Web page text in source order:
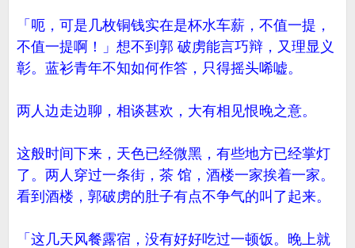
「呃，可是几枚铜钱实在是杯水车薪，不值一提，
不值一提啊！」想不到郭 破虏能言巧辩，又理显义
彰。蓝衫青年不知如何作答，只得摇头唏嘘。
两人边走边聊，相谈甚欢，大有相见恨晚之意。
这般时间下来，天色已经微黑，有些地方已经掌灯
了。两人穿过一条街，茶 馆，酒楼一家挨着一家。
看到酒楼，郭破虏的肚子有点不争气的叫了起来。
「这几天风餐露宿，没有好好吃过一顿饭。晚上就